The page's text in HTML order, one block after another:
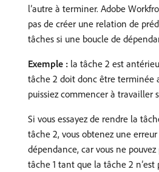
l’autre à terminer. Adobe
pas de créer une relation de
tâches si une boucle de
Exemple : la tâche 2 est
tâche 2 doit donc être terminée
puissiez commencer à travailler
Si vous essayez de rendre la
tâche 2, vous obtenez une
dépendance, car vous ne
tâche 1 tant que la tâche 2